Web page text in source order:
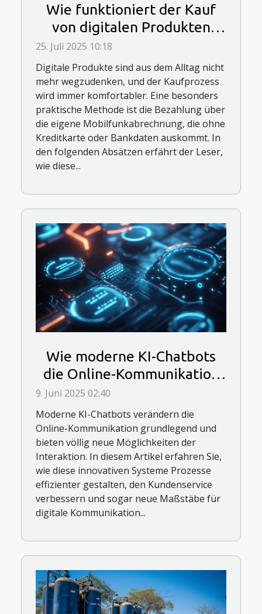
Wie funktioniert der Kauf
von digitalen Produkten
über Mobilfunkabrechnung?
25. Juli 2025 10:18
Digitale Produkte sind aus dem Alltag nicht
mehr wegzudenken, und der Kaufprozess
wird immer komfortabler. Eine besonders
praktische Methode ist die Bezahlung über
die eigene Mobilfunkabrechnung, die ohne
Kreditkarte oder Bankdaten auskommt. In
den folgenden Absätzen erfährt der Leser,
wie diese...
Wie moderne KI-Chatbots
die Online-Kommunikation
revolutionieren
9. Juni 2025 02:40
Moderne KI-Chatbots verändern die
Online-Kommunikation grundlegend und
bieten völlig neue Möglichkeiten der
Interaktion. In diesem Artikel erfahren Sie,
wie diese innovativen Systeme Prozesse
effizienter gestalten, den Kundenservice
verbessern und sogar neue Maßstäbe für
digitale Kommunikation...